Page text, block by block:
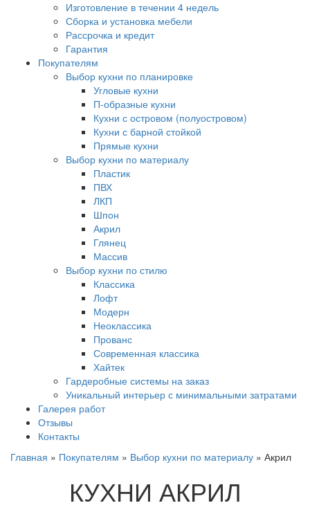
Изготовление в течении 4 недель
Сборка и установка мебели
Рассрочка и кредит
Гарантия
Покупателям
Выбор кухни по планировке
Угловые кухни
П-образные кухни
Кухни с островом (полуостровом)
Кухни с барной стойкой
Прямые кухни
Выбор кухни по материалу
Пластик
ПВХ
ЛКП
Шпон
Акрил
Глянец
Массив
Выбор кухни по стилю
Классика
Лофт
Модерн
Неоклассика
Прованс
Современная классика
Хайтек
Гардеробные системы на заказ
Уникальный интерьер с минимальными затратами
Галерея работ
Отзывы
Контакты
Главная » Покупателям » Выбор кухни по материалу » Акрил
КУХНИ АКРИЛ